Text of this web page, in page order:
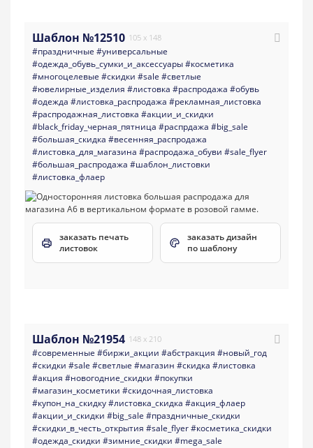
Шаблон №12510 105 x 148
#праздничные #универсальные
#одежда_обувь_сумки_и_аксессуары#косметика
#многоцелевые #скидки #sale #светлые
#ювелирные_изделия #листовка #распродажа #обувь
#одежда #листовка_распродажа #рекламная_листовка
#распродажная_листовка #акции_и_скидки
#black_friday_черная_пятница #распрдажа #big_sale
#большая_скидка #весенняя_распродажа
#листовка_для_магазина #распродажа_обуви #sale_flyer
#большая_распродажа #шаблон_листовки
#листовка_флаер
заказать печать
листовок
заказать дизайн
по шаблону
Шаблон №21954 148 x 210
#современные #биржи_акции #абстракция #новый_год
#скидки #sale #светлые #магазин #скидка #листовка
#акция #новогодние_скидки #покупки
#магазин_косметики #скидочная_листовка
#купон_на_скидку#листовка_скидка #акция_флаер
#акции_и_скидки #big_sale #праздничные_скидки
#скидки_в_честь_открытия #sale_flyer#косметика_скидки
#одежда_скидки #зимние_скидки #mega_sale